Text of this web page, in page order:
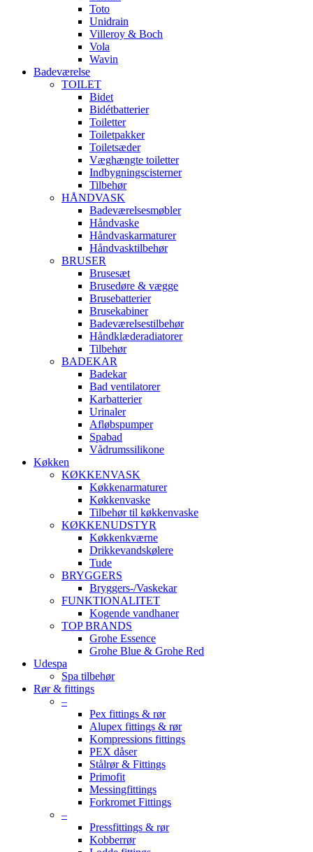
Toto
Unidrain
Villeroy & Boch
Vola
Wavin
Badeværelse
TOILET
Bidet
Bidétbatterier
Toiletter
Toiletpakker
Toiletsæder
Væghængte toiletter
Indbygningscisterner
Tilbehør
HÅNDVASK
Badeværelsesmøbler
Håndvaske
Håndvaskarmaturer
Håndvasktilbehør
BRUSER
Brusesæt
Brusedøre & vægge
Brusebatterier
Brusekabiner
Badeværelsestilbehør
Håndklæderadiatorer
Tilbehør
BADEKAR
Badekar
Bad ventilatorer
Karbatterier
Urinaler
Afløbspumper
Spabad
Vådrumssilikone
Køkken
KØKKENVASK
Køkkenarmaturer
Køkkenvaske
Tilbehør til køkkenvaske
KØKKENUDSTYR
Køkkenkværne
Drikkevandskølere
Tude
BRYGGERS
Bryggers-/Vaskekar
FUNKTIONALITET
Kogende vandhaner
TOP BRANDS
Grohe Essence
Grohe Blue & Grohe Red
Udespa
Spa tilbehør
Rør & fittings
–
Pex fittings & rør
Alupex fittings & rør
Kompressions fittings
PEX dåser
Stålrør & Fittings
Primofit
Messingfittings
Forkromet Fittings
–
Pressfittings & rør
Kobberrør